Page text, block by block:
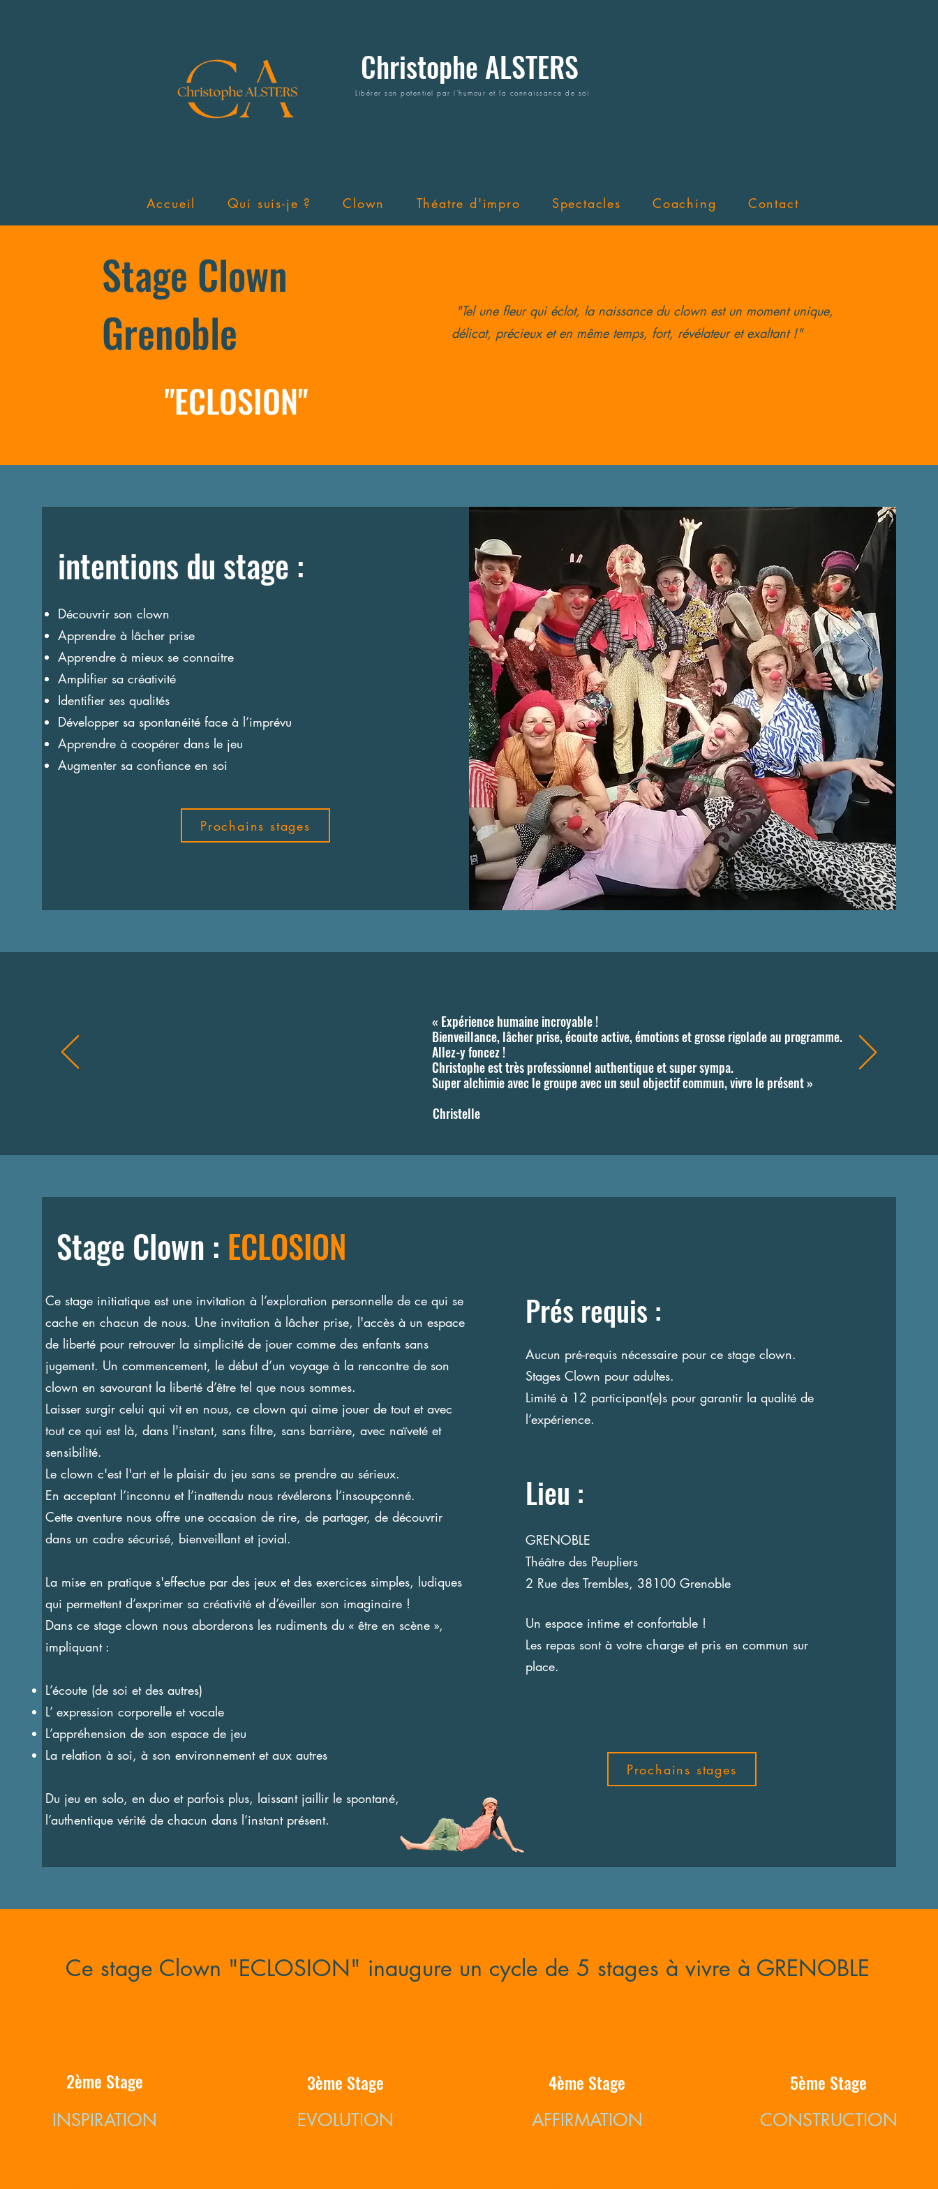
Christophe ALSTERS
Libérer son potentiel par l'humour et la connaissance de soi
Accueil Qui suis-je ? Clown Théatre d'impro Spectacles Coaching Contact
Stage Clown
Grenoble
"ECLOSION"
"Tel une fleur qui éclot, la naissance du clown est un moment unique,
délicat, précieux et en même temps, fort, révélateur et exaltant !"
intentions du stage :
Découvrir son clown
Apprendre à lâcher prise
Apprendre à mieux se connaitre
Amplifier sa créativité
Identifier ses qualités
Développer sa spontanéité face à l’imprévu
Apprendre à coopérer dans le jeu
Augmenter sa confiance en soi
Prochains stages
« Expérience humaine incroyable !
Bienveillance, lâcher prise, écoute active, émotions et grosse rigolade au programme.
Allez-y foncez !
Christophe est très professionnel authentique et super sympa.
Super alchimie avec le groupe avec un seul objectif commun, vivre le présent »
Christelle
Stage Clown : ECLOSION
Ce stage initiatique est une invitation à l’exploration personnelle de ce qui se
cache en chacun de nous. Une invitation à lâcher prise, l'accès à un espace
de liberté pour retrouver la simplicité de jouer comme des enfants sans
jugement. Un commencement, le début d’un voyage à la rencontre de son
clown en savourant la liberté d’être tel que nous sommes.
Laisser surgir celui qui vit en nous, ce clown qui aime jouer de tout et avec
tout ce qui est là, dans l'instant, sans filtre, sans barrière, avec naïveté et
sensibilité.
Le clown c'est l'art et le plaisir du jeu sans se prendre au sérieux.
En acceptant l’inconnu et l’inattendu nous révélerons l’insoupçonné.
Cette aventure nous offre une occasion de rire, de partager, de découvrir
dans un cadre sécurisé, bienveillant et jovial.
​​La mise en pratique s'effectue par des jeux et des exercices simples, ludiques
qui permettent d’exprimer sa créativité et d’éveiller son imaginaire !
Dans ce stage clown nous aborderons les rudiments du « être en scène »,
impliquant :
L’écoute (de soi et des autres)
L’ expression corporelle et vocale
L’appréhension de son espace de jeu
La relation à soi, à son environnement et aux autres
Du jeu en solo, en duo et parfois plus, laissant jaillir le spontané,
l’authentique vérité de chacun dans l’instant présent.
Prés requis :
Aucun pré-requis nécessaire pour ce stage clown.
Stages Clown pour adultes.
Limité à 12 participant(e)s pour garantir la qualité de
l’expérience.
Lieu :
GRENOBLE
Théâtre des Peupliers
2 Rue des Trembles, 38100 Grenoble
Un espace intime et confortable !
Les repas sont à votre charge et pris en commun sur
place.
Prochains stages
Ce stage Clown "ECLOSION" inaugure un cycle de 5 stages à vivre à GRENOBLE
2ème Stage
INSPIRATION
3ème Stage
EVOLUTION
4ème Stage
AFFIRMATION
5ème Stage
CONSTRUCTION